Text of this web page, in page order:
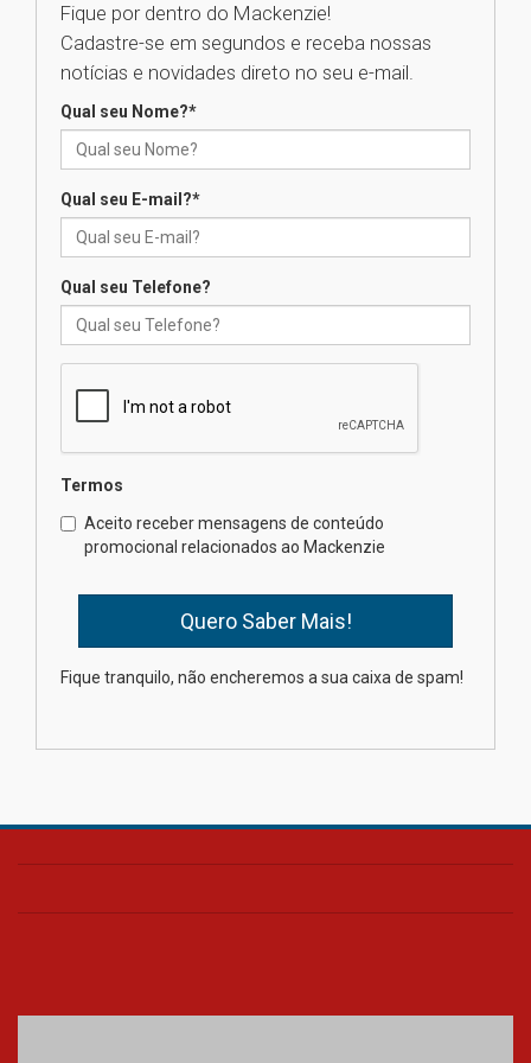
Universidade Mackenzie
realizará nova edição da Feira
das novas tecnologias em
calouros do segundo semestre
04.08.2026
Brasília prepara seus
estudantes para o PAS antes
mesmo do Ensino Médio
na educação dos filhos além da
Fique por dentro do Mackenzie!
Cadastre-se em segundos e receba nossas
notícias e novidades direto no seu e-mail.
Qual seu Nome?*
Qual seu E-mail?*
Qual seu Telefone?
Termos
Aceito receber mensagens de conteúdo
promocional relacionados ao Mackenzie
Fique tranquilo, não encheremos a sua caixa de spam!